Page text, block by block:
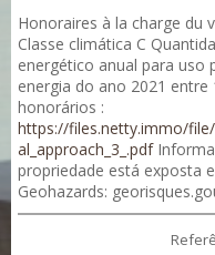
Honoraires à la charge du
Classe climática C
energético anual para uso
energia do ano 2021 entre
honorários :
https://files.netty.immo/
al_approach_3_.pdf
propriedade está exposta
Geohazards: